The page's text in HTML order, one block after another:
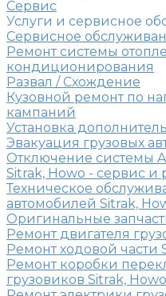
Сервис
Услуги и сервисное
Сервисное
Ремонт системы
кондиционирования
Развал / Схождение
Кузовной ремонт по
кампаний
Установка
Эвакуация грузовых
Отключение системы
Sitrak, Howo - сервис и
Техническое
автомобилей Sitrak,
Оригинальные
Ремонт двигателя
Ремонт ходовой части
Ремонт коробки
грузовиков Sitrak, Howo